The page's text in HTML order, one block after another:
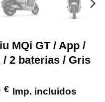
MQi GT / App /
/ 2 baterias / Gris
€Rango
Imp. incluidos